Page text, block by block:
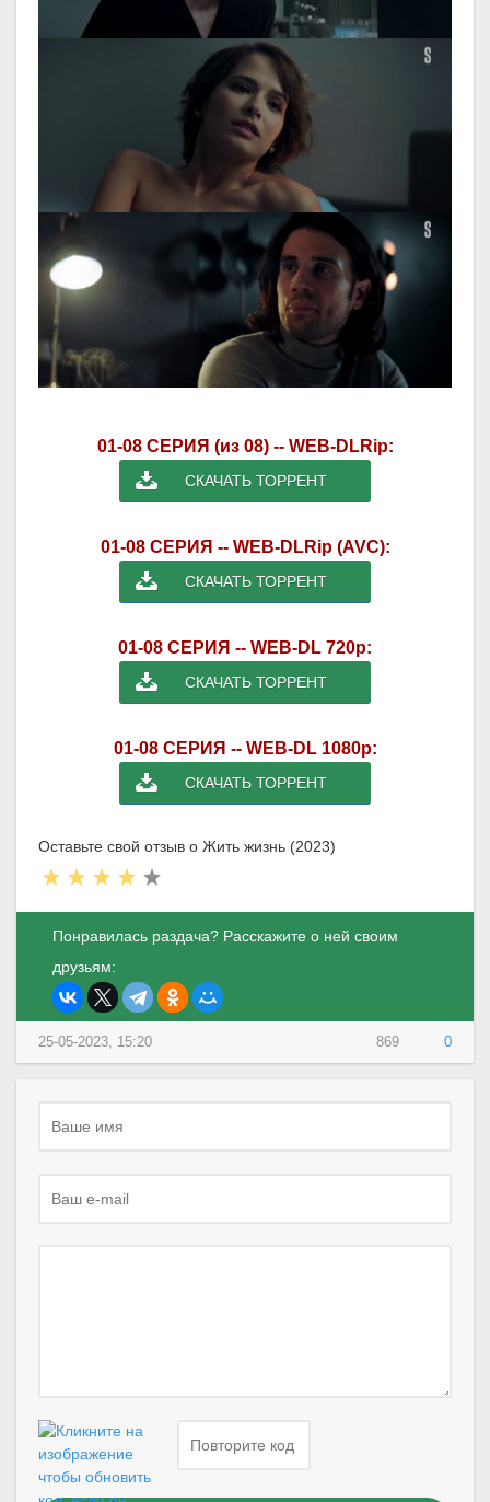
01-08 СЕРИЯ (из 08) -- WEB-DLRip:
СКАЧАТЬ ТОРРЕНТ
01-08 СЕРИЯ -- WEB-DLRip (AVC):
СКАЧАТЬ ТОРРЕНТ
01-08 СЕРИЯ -- WEB-DL 720p:
СКАЧАТЬ ТОРРЕНТ
01-08 СЕРИЯ -- WEB-DL 1080p:
СКАЧАТЬ ТОРРЕНТ
Оставьте свой отзыв о Жить жизнь (2023)
Понравилась раздача? Расскажите о ней своим
друзьям:
869 0
25-05-2023, 15:20